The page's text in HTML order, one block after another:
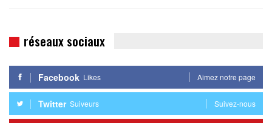
réseaux sociaux
Facebook Likes Aimez notre page
Twitter Suiveurs Suivez-nous